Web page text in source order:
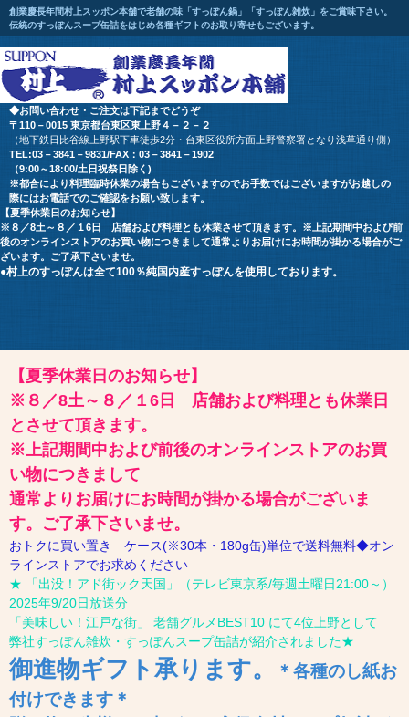
創業慶長年間村上スッポン本舗で老舗の味「すっぽん鍋」「すっぽん雑炊」をご賞味下さい。
伝統のすっぽんスープ缶詰をはじめ各種ギフトのお取り寄せもございます。
◆お問い合わせ・ご注文は下記までどうぞ
〒110－0015 東京都台東区東上野４－２－２
（地下鉄日比谷線上野駅下車徒歩2分・台東区役所方面上野警察署となり浅草通り側）
TEL:03－3841－9831/FAX：03－3841－1902
（9:00～18:00/土日祝祭日除く)
※都合により料理臨時休業の場合もございますのでお手数ではございますがお越しの
際にはお電話でのご確認をお願い致します。
【夏季休業日のお知らせ】
※８／8土～８／１6日 店舗および料理とも休業させて頂きます。※上記期間中および前
後のオンラインストアのお買い物につきまして通常よりお届けにお時間が掛かる場合がご
ざいます。ご了承下さいませ。
●村上のすっぽんは全て100％純国内産すっぽんを使用しております。
【夏季休業日のお知らせ】
※８／8土～８／１6日 店舗および料理とも休業日
とさせて頂きます。
※上記期間中および前後のオンラインストアのお買
い物につきまして
通常よりお届けにお時間が掛かる場合がございま
す。ご了承下さいませ。
おトクに買い置き ケース(※30本・180g缶)単位で送料無料◆オン
ラインストアでお求めください
★ 「出没！アド街ック天国」（テレビ東京系/毎週土曜日21:00～）
2025年9/20日放送分
「美味しい！江戸な街」 老舗グルメBEST10 にて4位上野として
弊社すっぽん雑炊・すっぽんスープ缶詰が紹介されました★
御進物ギフト 承ります。
＊各種のし紙お
付けできます＊